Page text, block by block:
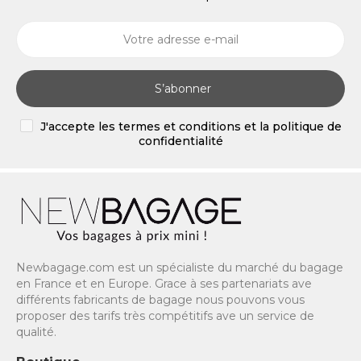
S’abonner
J'accepte les termes et conditions et la politique de
confidentialité
Newbagage.com est un spécialiste du marché du bagage
en France et en Europe. Grace à ses partenariats ave
différents fabricants de bagage nous pouvons vous
proposer des tarifs très compétitifs ave un service de
qualité.